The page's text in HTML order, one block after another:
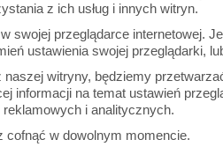
z ich usług i innych witryn.
przeglądarce internetowej.
ustawienia swojej przeglądarki,
witryny, będziemy
informacji na temat ustawień
i analitycznych.
w dowolnym momencie.
Możesz też zrobić
własne porównanie
Porównaj lornetki